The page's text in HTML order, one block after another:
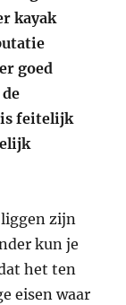
kayak
goed
is feitelijk
zijn
kun je
het ten
eisen waar